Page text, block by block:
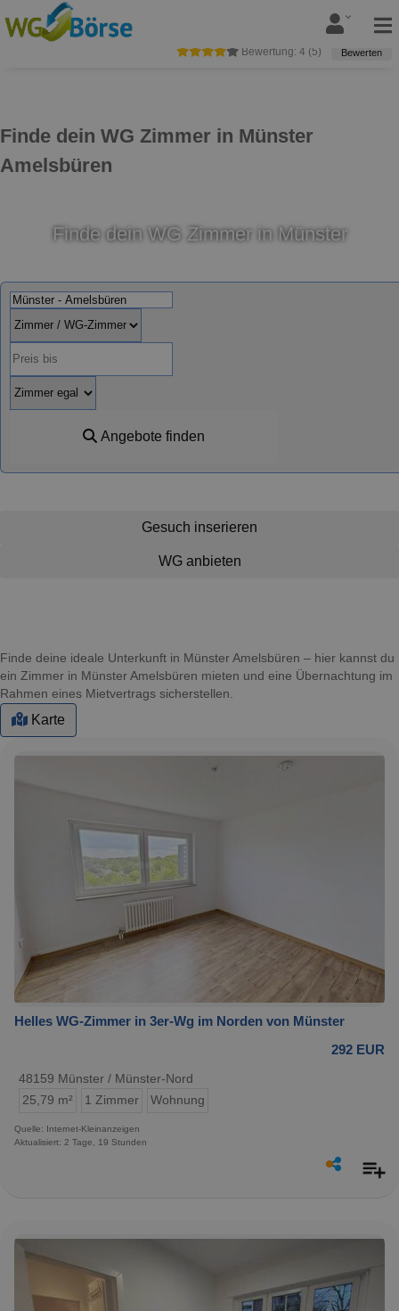
Finde dein WG Zimmer in Münster
Amelsbüren
Bewertung: 4 (5) Bewerten
Finde dein WG Zimmer in Münster
Angebote finden
Gesuch inserieren
WG anbieten
Finde deine ideale Unterkunft in Münster Amelsbüren – hier kannst du
ein Zimmer in Münster Amelsbüren mieten und eine Übernachtung im
Rahmen eines Mietvertrags sicherstellen.
Karte
Helles WG-Zimmer in 3er-Wg im Norden von Münster
292 EUR
48159 Münster / Münster-Nord
25,79 m²
1 Zimmer Wohnung
Quelle: Internet-Kleinanzeigen
Aktualisiert: 2 Tage, 19 Stunden